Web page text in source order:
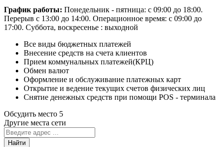
График работы: Понедельник - пятница: с 09:00 до 18:00.
Перерыв с 13:00 до 14:00. Операционное время: с 09:00 до
17:00. Суббота, воскресенье : выходной
Все виды бюджетных платежей
Внесение средств на счета клиентов
Прием коммунальных платежей(КРЦ)
Обмен валют
Оформление и обслуживание платежных карт
Открытие и ведение текущих счетов физических лиц
Снятие денежных средств при помощи POS - терминала
Обсудить место 5
Другие места сети
Найти